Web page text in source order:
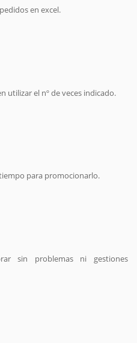
en excel.
utilizar el nº de veces indicado.
para promocionarlo.
sin problemas ni gestiones